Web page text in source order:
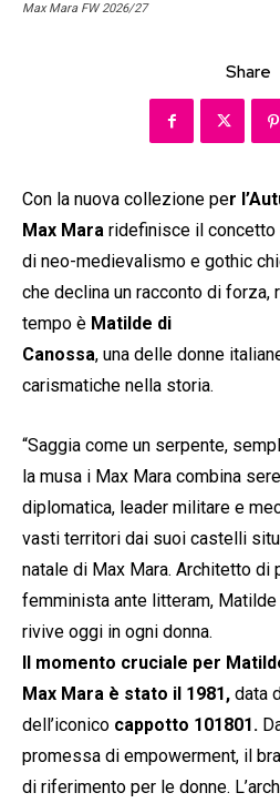
Max Mara FW 2026/27
Share
Con la nuova collezione per
Max Mara ridefinisce il
di neo-medievalismo e gothic
che declina un racconto di
tempo è Matilde di
Canossa, una delle donne
carismatiche nella storia.
“Saggia come un serpente,
la musa i Max Mara combina
diplomatica, leader militare e
vasti territori dai suoi castelli
natale di Max Mara. Architetto di
femminista ante litteram, Matilde
rivive oggi in ogni donna.
Il momento cruciale per
Max Mara è stato il 1981, data
dell’iconico cappotto 101801.
promessa di empowerment, il
di riferimento per le donne.